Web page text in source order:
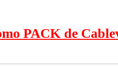
PACK de